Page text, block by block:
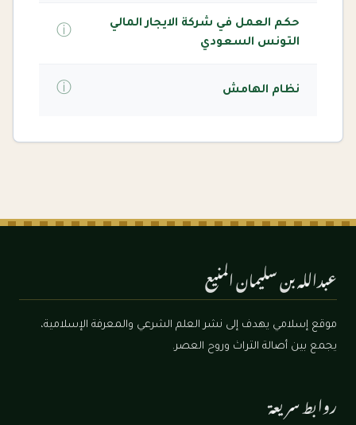
حكم العمل في شركة الايجار المالي
التونس السعودي
ⓘ
نظام الهامش ⓘ
عبدالله بن سليمان المنيع
موقع إسلامي يهدف إلى نشر العلم الشرعي والمعرفة الإسلامية،
يجمع بين أصالة التراث وروح العصر.
روابط سريعة